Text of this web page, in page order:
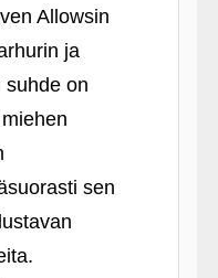
Allowsin
ja
suhde on
sen